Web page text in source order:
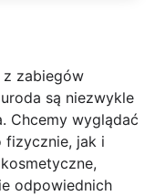
zabiegów
są niezwykle
Chcemy wyglądać
fizycznie, jak i
odpowiednich